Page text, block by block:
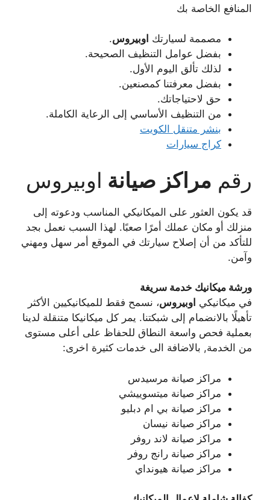
المنافع الخاصة بك
مصممة لسيارتك اوبيروس.
بفضل عوامل التنظيف الصحيحة.
لذلك تألق اليوم الأول.
بفضل معرفتنا كمصنعين.
حق لاحتياجاتك.
من التنظيف الأساسي إلى الرعاية الكاملة.
بنشر متنقل الكويت
كراج سيارات
رقم مراكز صيانة اوبيروس
قد يكون العثور على الميكانيكي المناسب ودعوته إلى
منزلك أو مكان عملك أمرًا صعبًا. لهذا السبب نعمل بجد
للتأكد من أن إصلاح سيارتك في الموقع أمر سهل ومهني
وآمن.
ورشة ميكانيك خدمة سريغة
في ميكانيكي اوبيروس، نسمح فقط للميكانيكيين الأكثر
تأهيلًا بالانضمام إلى شبكتنا. يمر كل ميكانيكا متنقلة لدينا
بعملية فحص واسعة النطاق للحفاظ على أعلى مستوى
من الخدمة, بالاضافة الى خدمات كثيرة اخرى:
مراكز صيانة مرسيدس
مراكز صيانة ميتسوييشي
مراكز صيانة بي ام دبليو
مراكز صيانة نيسان
مراكز صيانة لاند روفر
مراكز صيانة رانج روفر
مراكز صيانة هيونداي